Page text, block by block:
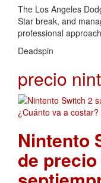
The Los Angeles
Star break, and
professional
Deadspin
precio
Nintento
de